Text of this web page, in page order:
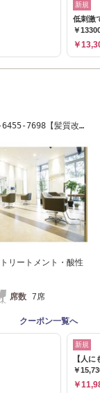
新規
低刺激
￥
￥
7698【髪質改善
リートメント・酸性
席数 7席
クーポン一覧へ
新規
【人
￥
￥